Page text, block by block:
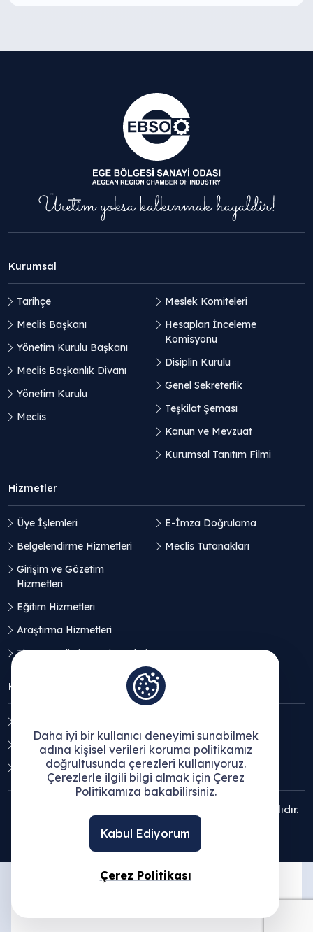
Kurumsal
Tarihçe
Meclis Başkanı
Yönetim Kurulu Başkanı
Meclis Başkanlık Divanı
Yönetim Kurulu
Meclis
Meslek Komiteleri
Hesapları İnceleme
Komisyonu
Disiplin Kurulu
Genel Sekreterlik
Teşkilat Şeması
Kanun ve Mevzuat
Kurumsal Tanıtım Filmi
Hizmetler
Üye İşlemleri
Belgelendirme Hizmetleri
Girişim ve Gözetim
Hizmetleri
Eğitim Hizmetleri
Araştırma Hizmetleri
Ticaret Geliştirme Hizmetleri
E-İmza Doğrulama
Meclis Tutanakları
KVKK
Açık Rıza Beyanı
Çerez Politikası
© 2025 Ege Bölgesi Sanayi Odası - Tüm hakları saklıdır.
Daha iyi bir kullanıcı deneyimi sunabilmek
adına kişisel verileri koruma politikamız
doğrultusunda çerezleri kullanıyoruz.
Çerezlerle ilgili bilgi almak için Çerez
Politikamıza bakabilirsiniz.
Kabul Ediyorum
Çerez Politikası